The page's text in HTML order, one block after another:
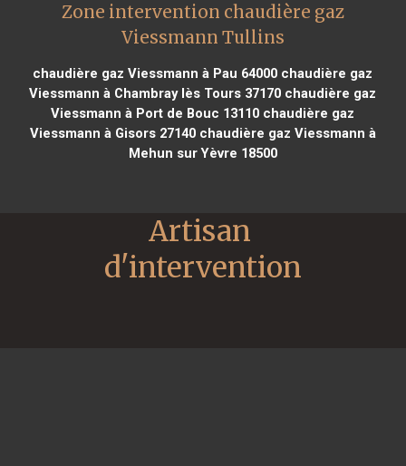
Zone intervention chaudière gaz
Viessmann Tullins
chaudière gaz Viessmann à Pau 64000 chaudière gaz
Viessmann à Chambray lès Tours 37170 chaudière gaz
Viessmann à Port de Bouc 13110 chaudière gaz
Viessmann à Gisors 27140chaudière gaz Viessmann à
Mehun sur Yèvre 18500
Artisan
d'intervention